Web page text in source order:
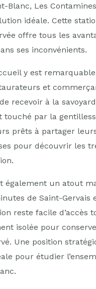
Blanc, Les
idéale. Cette
offre tous les
ses inconvénients.
y est
et
recevoir à la
par la
prêts à partager
pour découvrir les
également un atout
de Saint-Gervais
reste facile d’accès
isolée pour
Une position
pour étudier